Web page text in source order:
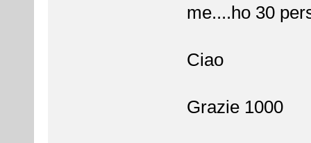
me....ho 30
Ciao
Grazie 1000